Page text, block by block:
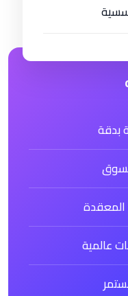
بدقة
المعقدة
عالمية